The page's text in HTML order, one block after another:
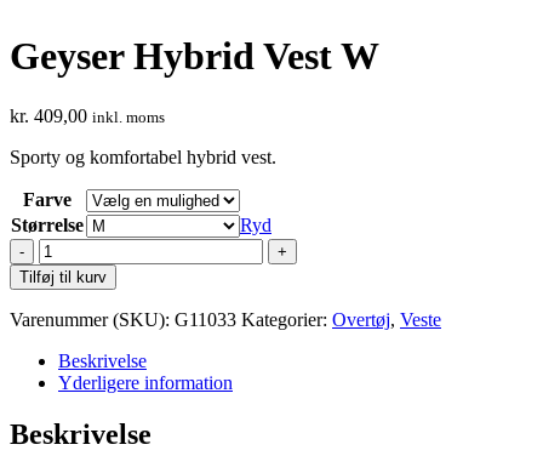
Geyser Hybrid Vest W
kr. 409,00 inkl. moms
Sporty og komfortabel hybrid vest.
Farve
Størrelse
Ryd
Geyser
Hybrid
Vest
W
Tilføj til kurv
Varenummer (SKU): G11033 Kategorier: Overtøj, Veste
Beskrivelse
Yderligere information
Beskrivelse